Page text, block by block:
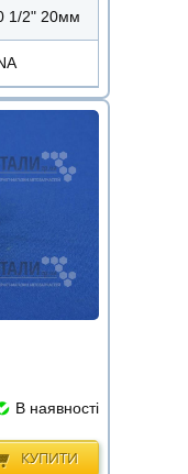
1/2" 20мм
В наявності
КУПИТИ